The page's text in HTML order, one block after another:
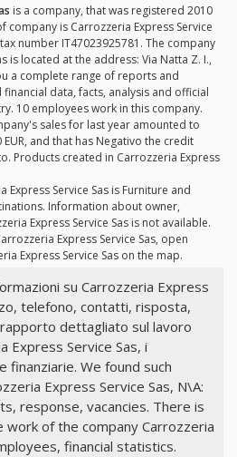
is a company, that was registered 2010
company is Carrozzeria Express Service
number IT47023925781. The company
is located at the address: Via Natta Z. I.,
a complete range of reports and
data, facts, analysis and official
10 employees work in this company.
sales for last year amounted to
and that has Negativo the credit
Products created in Carrozzeria Express
Service Sas is Furniture and
Information about owner,
Express Service Sas is not available.
Express Service Sas, open
Express Service Sas on the map.
su Carrozzeria Express
telefono, contatti, risposta,
dettagliato sul lavoro
Express Service Sas, i
finanziarie. We found such
Express Service Sas, N\A:
response, vacancies. There is
of the company Carrozzeria
financial statistics.